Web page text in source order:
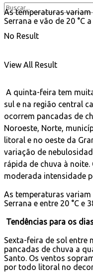
No Result
View All Result
As temperaturas variam
Serrana e vão de 20 °C
A quinta-feira tem
sul e na região central
ocorrem pancadas de
Noroeste, Norte,
litoral e no oeste da
variação de
rápida de chuva à
moderada intensidade
As temperaturas variam
Serrana e entre 20 °C e
Tendências para os
Sexta-feira de sol entre
pancadas de chuva a
Santo. Os ventos
por todo litoral no